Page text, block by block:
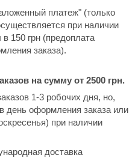
платеж" (только
при наличии
150 грн (предоплата
заказа).
на сумму от 2500 грн.
1-3 робочих дня, но,
день оформления заказа или
при наличии
доставка